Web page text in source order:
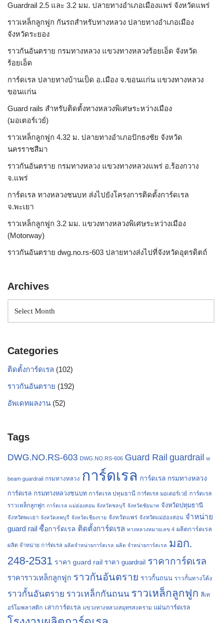
Guardrail 2.5 และ 3.2 มม. ปลายทางอำเภอเมืองแพร่ จังหวัดแพร่
ราวเหล็กลูกฟูก กันรถสําหรับทางหลวง ปลายทางอำเภอเมือง
จังหวัดระยอง
ราวกันอันตราย กรมทางหลวง แขวงทางหลวงร้อยเอ็ด จังหวัด
ร้อยเอ็ด
การ์ดเรล ปลายทางบ้านเป็ด อ.เมือง จ.ขอนแก่น แขวงทางหลวง
ขอนแก่น
Guard rails สำหรับติดตั้งทางหลวงพิเศษระหว่างเมือง
(มอเตอร์เวย์)
ราวเหล็กลูกฟูก 4.32 ม. ปลายทางอำเภอปักธงชัย จังหวัด
นครราชสีมา
ราวกันอันตราย กรมทางหลวง แขวงทางหลวงแพร่ อ.ร้องกวาง
จ.แพร่
การ์ดเรล ทางหลวงชนบท ส่งไปยังโครงการติดตั้งการ์ดเรล
จ.พะเยา
ราวเหล็กลูกฟูก 3.2 มม. แขวงทางหลวงพิเศษระหว่างเมือง
(Motorway)
ราวกันอันตราย dwg.no.rs-603 ปลายทางส่งไปที่จังหวัดอุตรดิตถ์
Archives
Categories
ติดตั้งการ์ดเรล (102)
ราวกันอันตราย (192)
อัพเดทผลงาน (52)
Tags
DWG.NO.RS-603 DWG.NO.RS-606 Guard Rail guardrail w
beam guardrail กรมทางหลวง การ์ดเรล การ์ดเรล กรมทางหลวง
การ์ดเรล กรมทางหลวงชนบท การ์ดเรล ปทุมธานี การ์ดเรล มอเตอร์เวย์ การ์ดเรล
ราวเหล็กลูกฟูก การ์ดเรล แม่ฮ่องสอน จังหวัดชลบุรี จังหวัดชัยนาท จังหวัดปทุมธานี
จังหวัดพะเยา จังหวัดลพบุรี จังหวัดเชียงราย จังหวัดแพร่ จังหวัดแม่ฮ่องสอน จำหน่าย
guard rail ซื้อการ์ดเรล ติดตั้งการ์ดเรล ทางหลวงหมายเลข 4 ผลิตการ์ดเรล
ผลิต จำหน่าย การ์ดเรล ผลิตจำหน่ายการ์ดเรล ผลิต จำหน่ายการ์ดเรล มอก.
248-2531 ราคา guard rail ราคา guardrail ราคาการ์ดเรล
ราคาราวเหล็กลูกฟูก ราวกันอันตราย ราวกั้นถนน ราวกั้นทางโค้ง
ราวกั้นอันตราย ราวเหล็กกันถนน ราวเหล็กลูกฟูก สีเท
อร์โมพลาสติก เสาการ์ดเรล แขวงทางหลวงสมุทรสงคราม แผ่นการ์ดเรล